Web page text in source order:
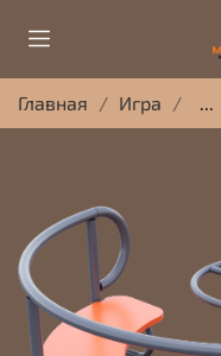
Главная Игра ...